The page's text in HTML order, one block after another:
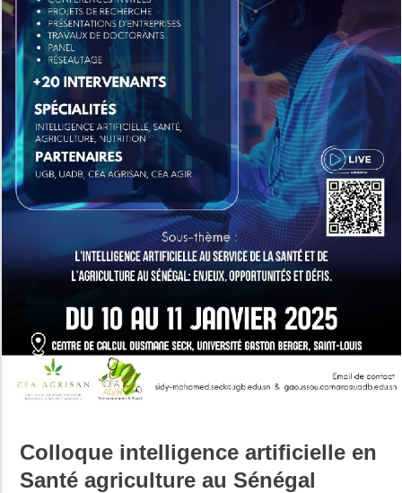
Colloque intelligence artificielle en
Santé agriculture au Sénégal